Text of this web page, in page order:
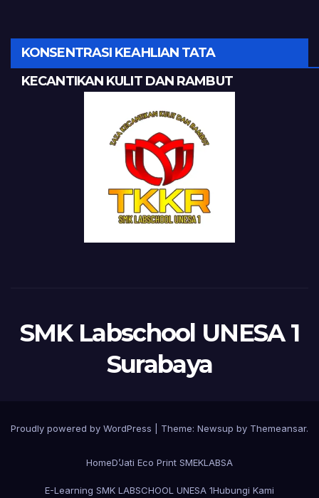
KONSENTRASI KEAHLIAN TATA
KECANTIKAN KULIT DAN RAMBUT
SMK Labschool UNESA 1
Surabaya
Proudly powered by WordPress Theme: Newsup by Themeansar.
HomeD’Jati Eco Print SMEKLABSA
E-Learning SMK LABSCHOOL UNESA 1Hubungi Kami